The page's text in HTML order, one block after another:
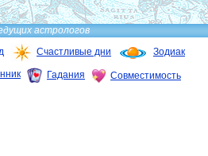
астрологов
Счастливые дни Зодиак
Гадания Совместимость